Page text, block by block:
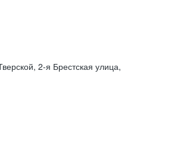
2-я Брестская улица,